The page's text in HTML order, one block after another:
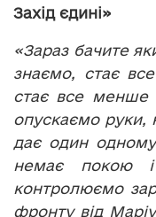
Захід єдині»
«Зараз бачите
знаємо, стає
стає все менше
опускаємо руки,
дає один
немає покою
контролюємо
фронту від